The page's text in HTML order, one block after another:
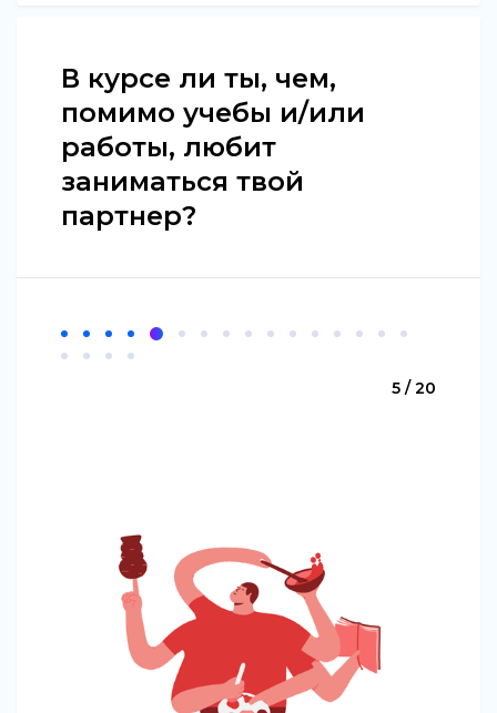
В курсе ли ты, чем,
помимо учебы и/или
работы, любит
заниматься твой
партнер?
5 / 20